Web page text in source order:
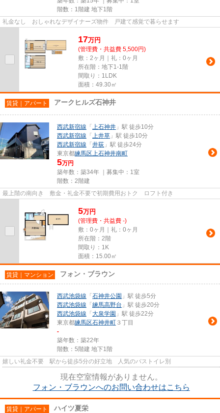
階数：1階建 地下1階
礼金なし おしゃれなデザイナーズ物件 戸建て感覚で暮らせます
17万円
(管理費・共益費 5,500円)
敷：2ヶ月｜礼：0ヶ月
所在階：地下1-1階
間取り：1LDK
面積：49.30㎡
賃貸｜アパート アークヒルズ石神井
西武新宿線 「 上石神井 」駅 徒歩10分
西武新宿線 「 上井草 」駅 徒歩10分
西武新宿線 「 井荻 」駅 徒歩24分
東京都練馬区上石神井南町
5万円
築年数：築34年 ｜募集中： 1室
階数：2階建
最上階の南向き 敷金・礼金不要で初期費用おトク ロフト付き
5万円
(管理費・共益費 -)
敷：0ヶ月｜礼：0ヶ月
所在階：2階
間取り：1K
面積：15.00㎡
賃貸｜マンション フォン・ブラウン
西武池袋線 「 石神井公園 」駅 徒歩5分
西武池袋線 「 練馬高野台 」駅 徒歩20分
西武池袋線 「 大泉学園 」駅 徒歩22分
東京都練馬区石神井町 ３丁目
-
築年数：築22年
階数：5階建 地下1階
嬉しい礼金不要 駅から徒歩5分の好立地 人気のバストイレ別
現在空室情報がありません。
フォン・ブラウンへのお問い合わせはこちら
賃貸｜アパート ハイツ夏栄